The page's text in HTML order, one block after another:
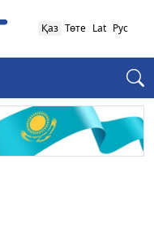
Қаз Төте Lat Рус